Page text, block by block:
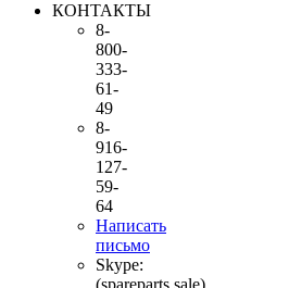
КОНТАКТЫ
8-
800-
333-
61-
49
8-
916-
127-
59-
64
Написать
письмо
Skype: